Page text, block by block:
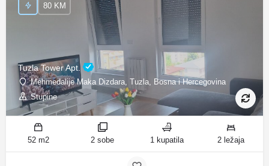
Tuzla Tower Apt.
Mehmedalije Maka Dizdara, Tuzla, Bosna i Hercegovina
Stupine
80 KM
52 m2 2 sobe 1 kupatila 2 ležaja